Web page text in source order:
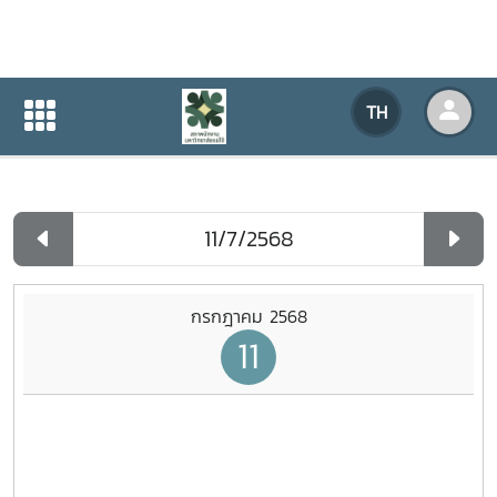
TH
ปฏิทินกิจกรรมของหน่วยงาน
ปฏิทินกิจกรรมของหน่วยงาน
กรกฎาคม 2568
11